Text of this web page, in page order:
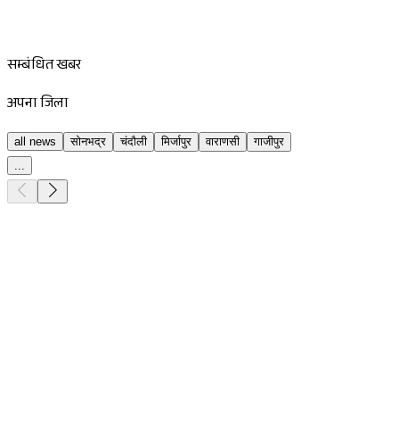
सम्बंधित खबर
अपना जिला
all news सोनभद्र चंदौली मिर्जापुर वाराणसी
गाजीपुर
...